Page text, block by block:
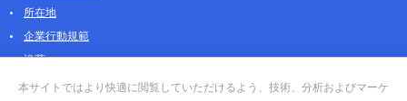
所在地
企業行動規範
沿革
採用情報
本サイトではより快適に閲覧していただけるよう、技術、分析およびマーケ